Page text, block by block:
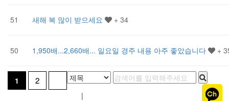
51 새해 복 많이 받으세요 + 34
50 1,950배...2,660배... 일요일 경주 내용 아주 좋았습니다 +
1 2
|